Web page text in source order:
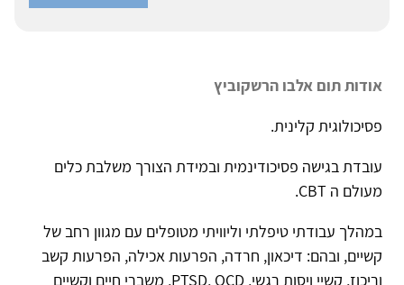
אודות תום אלבו הרשקוביץ
פסיכולוגית קלינית.
עובדת בגישה פסיכודינמית ובמידת הצורך משלבת כלים
מעולם ה CBT.
במהלך עבודתי טיפלתי וליוויתי מטופלים עם מגוון רחב של
קשיים, ובהם: דיכאון, חרדה, הפרעות אכילה, הפרעות קשב
וריכוז, קשיי ויסות רגשי, PTSD, OCD, משברי חיים וקשיים